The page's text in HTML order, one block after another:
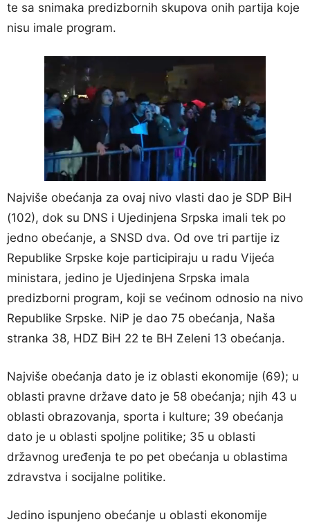
te sa snimaka predizbornih skupova onih partija koje
nisu imale program.
Najviše obećanja za ovaj nivo vlasti dao je SDP BiH
(102), dok su DNS i Ujedinjena Srpska imali tek po
jedno obećanje, a SNSD dva. Od ove tri partije iz
Republike Srpske koje participiraju u radu Vijeća
ministara, jedino je Ujedinjena Srpska imala
predizborni program, koji se većinom odnosio na nivo
Republike Srpske. NiP je dao 75 obećanja, Naša
stranka 38, HDZ BiH 22 te BH Zeleni 13 obećanja.
Najviše obećanja dato je iz oblasti ekonomije (69); u
oblasti pravne države dato je 58 obećanja; njih 43 u
oblasti obrazovanja, sporta i kulture; 39 obećanja
dato je u oblasti spoljne politike; 35 u oblasti
državnog uređenja te po pet obećanja u oblastima
zdravstva i socijalne politike.
Jedino ispunjeno obećanje u oblasti ekonomije